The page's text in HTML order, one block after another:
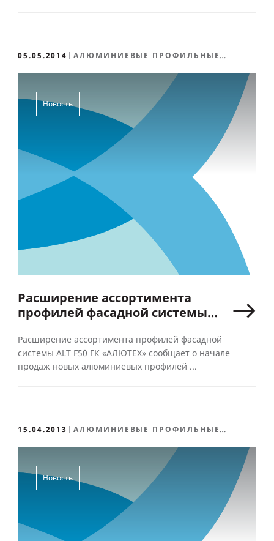
05.05.2014
АЛЮМИНИЕВЫЕ ПРОФИЛЬНЫЕ
Новость
Расширение ассортимента
профилей фасадной системы
Расширение ассортимента профилей фасадной
системы ALT F50 ГК «АЛЮТЕХ» сообщает о начале
продаж новых алюминиевых профилей ...
15.04.2013
АЛЮМИНИЕВЫЕ ПРОФИЛЬНЫЕ
Новость